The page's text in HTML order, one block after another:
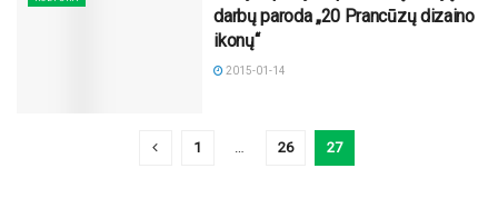
darbų paroda „20 Prancūzų dizaino
ikonų“
2015-01-14
1 26 27